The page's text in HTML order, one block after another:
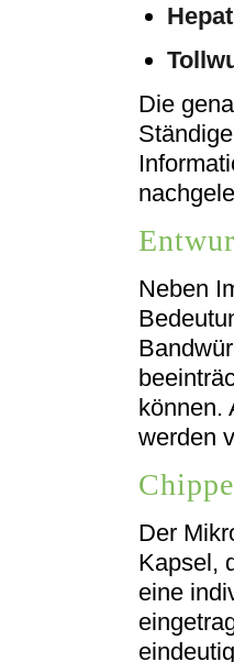
Die
Neben
können.
werden
Der
Kapsel,
eine